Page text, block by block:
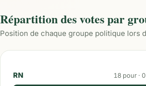
Répartition des votes par
Position de chaque groupe politique lors
RN 18 pour · 0